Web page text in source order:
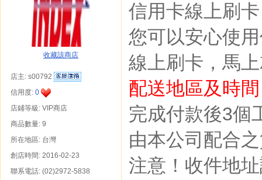
收藏該商店
店主: s00792
信用度: 0
店鋪等級: VIP商店
商品數量: 9
所在地區: 台灣
創店時間: 2016-02-23
聯系電話: (02)2972-5838
信用卡線上刷卡
您可以安心使
線上刷卡，馬
配送地區及時間
完成付款後3個
由本公司配合
注意！收件地